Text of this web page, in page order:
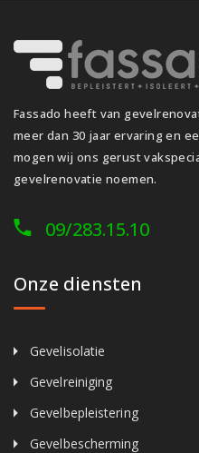
Fassado heeft van
meer dan 30 jaar ervaring en
mogen wij ons gerust
gevelrenovatie noemen.
09/283.15.10
Onze diensten
Gevelisolatie
Gevelreiniging
Gevelbepleistering
Gevelbescherming